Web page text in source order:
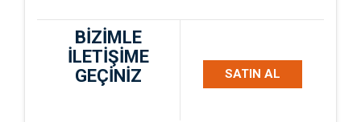
BİZİMLE
İLETİŞİME
GEÇİNİZ
SATIN AL